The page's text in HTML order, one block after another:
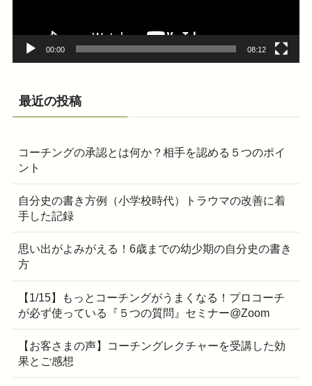
00:00 08:12
最近の投稿
コーチングの承認とは何か？相手を認める５つのポイ
ント
自分史の書き方例（小学校時代）トラウマの改善に着
手した記録
思い出がよみがえる！6歳までの幼少期の自分史の書き
方
【1/15】もっとコーチングがうまくなる！プロコーチ
が必ず使っている『５つの質問』セミナー@Zoom
【お客さまの声】コーチングレクチャーを受講した効
果とご感想